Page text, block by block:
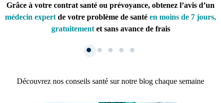
Grâce à votre contrat santé ou prévoyance, obtenez l’avis d’un
médecin expert de votre problème de santé en moins de 7 jours,
gratuitementet sans avance de frais
Découvrez nos conseils santé sur notre blog chaque semaine